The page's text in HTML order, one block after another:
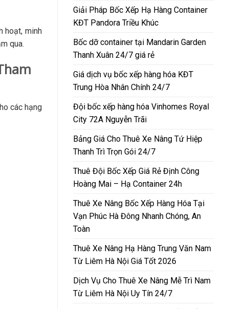
hoạt, minh
qua.
các hạng
Giải Pháp Bốc Xếp Hạ Hàng Container
KĐT Pandora Triều Khúc
Bốc dỡ container tại Mandarin Garden
Thanh Xuân 24/7 giá rẻ
Giá dịch vụ bốc xếp hàng hóa KĐT
Trung Hòa Nhân Chính 24/7
Đội bốc xếp hàng hóa Vinhomes Royal
City 72A Nguyễn Trãi
Bảng Giá Cho Thuê Xe Nâng Tứ Hiệp
Thanh Trì Trọn Gói 24/7
Thuê Đội Bốc Xếp Giá Rẻ Định Công
Hoàng Mai – Hạ Container 24h
Thuê Xe Nâng Bốc Xếp Hàng Hóa Tại
Vạn Phúc Hà Đông Nhanh Chóng, An
Toàn
Thuê Xe Nâng Hạ Hàng Trung Văn Nam
Từ Liêm Hà Nội Giá Tốt 2026
Dịch Vụ Cho Thuê Xe Nâng Mễ Trì Nam
Từ Liêm Hà Nội Uy Tín 24/7